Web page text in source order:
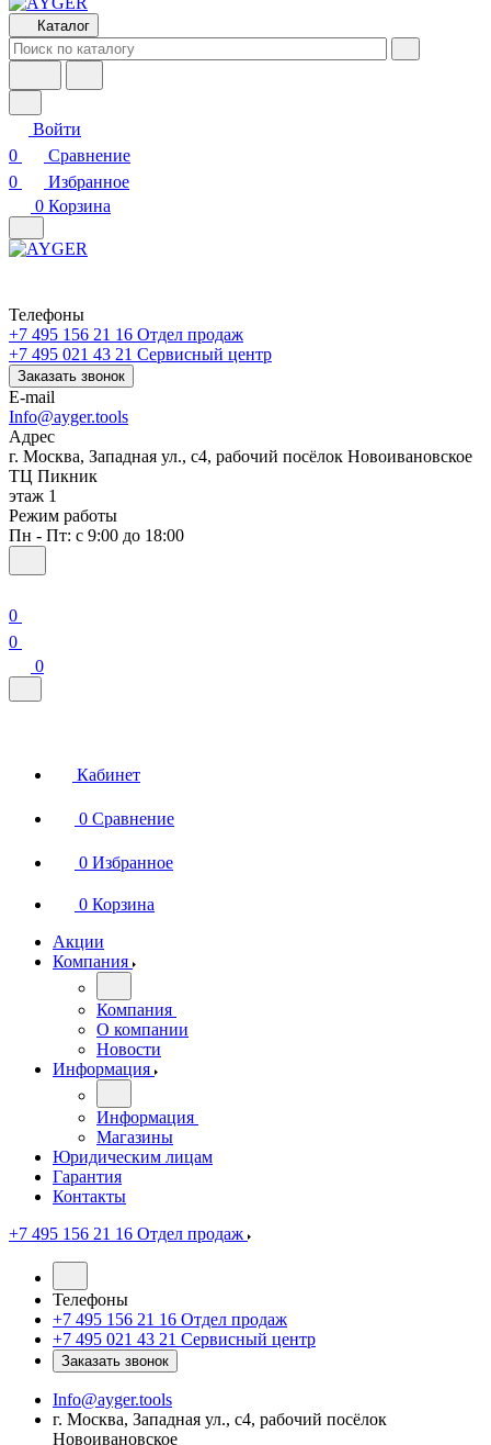
Каталог
Войти
0
Сравнение
0
Избранное
0 Корзина
Телефоны
+7 495 156 21 16 Отдел продаж
+7 495 021 43 21 Cервисный центр
Заказать звонок
E-mail
Info@ayger.tools
Адрес
г. Москва, Западная ул., с4, рабочий посёлок Новоивановское
ТЦ Пикник
этаж 1
Режим работы
Пн - Пт: с 9:00 до 18:00
0
0
0
Кабинет
0 Сравнение
0 Избранное
0 Корзина
Акции
Компания
Компания
О компании
Новости
Информация
Информация
Магазины
Юридическим лицам
Гарантия
Контакты
+7 495 156 21 16 Отдел продаж
Телефоны
+7 495 156 21 16 Отдел продаж
+7 495 021 43 21 Cервисный центр
Заказать звонок
Info@ayger.tools
г. Москва, Западная ул., с4, рабочий посёлок
Новоивановское